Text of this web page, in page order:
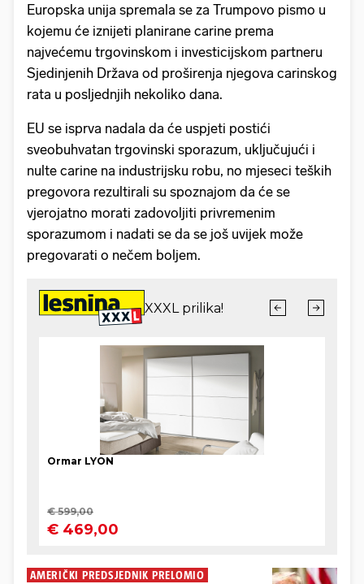
Europska unija spremala se za Trumpovo pismo u
kojemu će iznijeti planirane carine prema
najvećemu trgovinskom i investicijskom partneru
Sjedinjenih Država od proširenja njegova carinskog
rata u posljednjih nekoliko dana.
EU se isprva nadala da će uspjeti postići
sveobuhvatan trgovinski sporazum, uključujući i
nulte carine na industrijsku robu, no mjeseci teških
pregovora rezultirali su spoznajom da će se
vjerojatno morati zadovoljiti privremenim
sporazumom i nadati se da se još uvijek može
pregovarati o nečem boljem.
AMERIČKI PREDSJEDNIK PRELOMIO